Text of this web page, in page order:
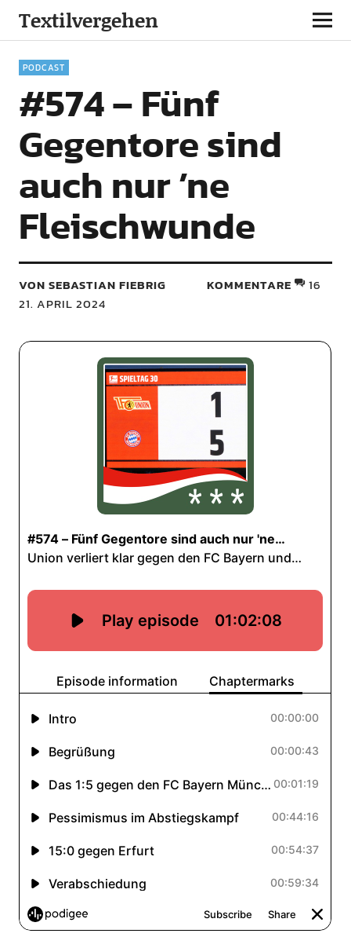
Textilvergehen
PODCAST
#574 – Fünf
Gegentore sind
auch nur ’ne
Fleischwunde
VON SEBASTIAN FIEBRIG
21. APRIL 2024
KOMMENTARE 16